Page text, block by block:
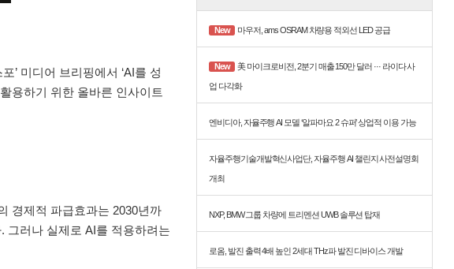
’ 미디어 브리핑에서 ‘AI를 성
용하기 위한 올바른 인사이트
경제적 파급효과는 2030년까
그러나 실제로 AI를 적용하려는
New 마우저, ams OSRAM 차량용 적외선 LED 공급
New 美 마이크로비전, 2분기 매출 150만 달러 ··· 라이다 사
업 다각화
엔비디아, 자율주행 AI 모델 ‘알파마요 2 슈퍼’ 상업적 이용 가능
자율주행기술개발혁신사업단, 자율주행 AI 챌린지 사전설명회
개최
NXP, BMW 그룹 차량에 트리멘션 UWB 솔루션 탑재
로옴, 발진 출력 4배 높인 2세대 THz파 발진 디바이스 개발